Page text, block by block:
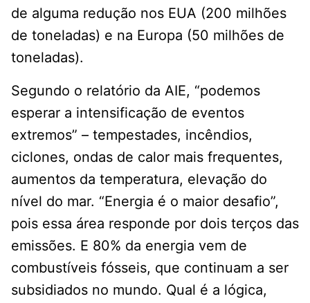
de alguma redução nos EUA (200 milhões
de toneladas) e na Europa (50 milhões de
toneladas).
Segundo o relatório da AIE, “podemos
esperar a intensificação de eventos
extremos” – tempestades, incêndios,
ciclones, ondas de calor mais frequentes,
aumentos da temperatura, elevação do
nível do mar. “Energia é o maior desafio”,
pois essa área responde por dois terços das
emissões. E 80% da energia vem de
combustíveis fósseis, que continuam a ser
subsidiados no mundo. Qual é a lógica,